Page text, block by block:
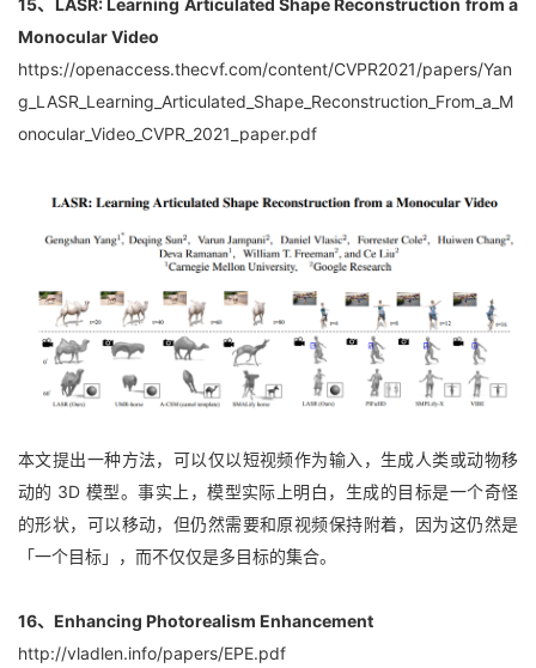
15、LASR: Learning Articulated Shape Reconstruction from a
Monocular Video
https://openaccess.thecvf.com/content/CVPR2021/papers/Yan
g_LASR_Learning_Articulated_Shape_Reconstruction_From_a_M
onocular_Video_CVPR_2021_paper.pdf
本文提出一种方法，可以仅以短视频作为输入，生成人类或动物移
动的 3D 模型。事实上，模型实际上明白，生成的目标是一个奇怪
的形状，可以移动，但仍然需要和原视频保持附着，因为这仍然是
「一个目标」，而不仅仅是多目标的集合。
16、Enhancing Photorealism Enhancement
http://vladlen.info/papers/EPE.pdf